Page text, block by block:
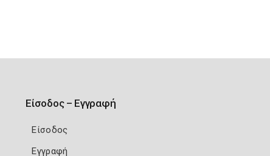
Είσοδος – Εγγραφή
Είσοδος
Εγγραφή